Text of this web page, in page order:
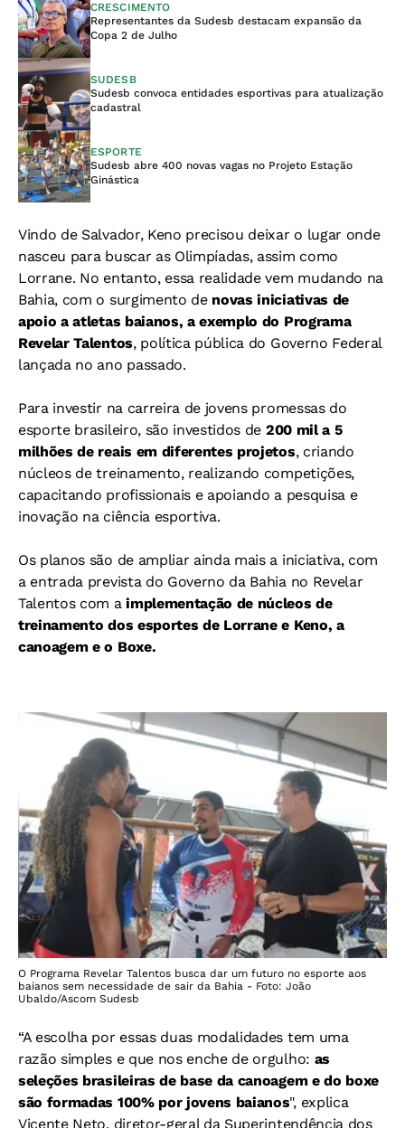
CRESCIMENTO
Representantes da Sudesb destacam expansão da
Copa 2 de Julho
SUDESB
Sudesb convoca entidades esportivas para atualização
cadastral
ESPORTE
Sudesb abre 400 novas vagas no Projeto Estação
Ginástica
Vindo de Salvador, Keno precisou deixar o lugar onde
nasceu para buscar as Olimpíadas, assim como
Lorrane. No entanto, essa realidade vem mudando na
Bahia, com o surgimento de novas iniciativas de
apoio a atletas baianos, a exemplo do Programa
Revelar Talentos, política pública do Governo Federal
lançada no ano passado.
Para investir na carreira de jovens promessas do
esporte brasileiro, são investidos de 200 mil a 5
milhões de reais em diferentes projetos, criando
núcleos de treinamento, realizando competições,
capacitando profissionais e apoiando a pesquisa e
inovação na ciência esportiva.
Os planos são de ampliar ainda mais a iniciativa, com
a entrada prevista do Governo da Bahia no Revelar
Talentos com aimplementação de núcleos de
treinamento dos esportes de Lorrane e Keno, a
canoagem e o Boxe.
O Programa Revelar Talentos busca dar um futuro no esporte aos
baianos sem necessidade de sair da Bahia - Foto: João
Ubaldo/Ascom Sudesb
“A escolha por essas duas modalidades tem uma
razão simples e que nos enche de orgulho: as
seleções brasileiras de base da canoagem e do boxe
são formadas 100% por jovens baianos", explica
Vicente Neto, diretor-geral da Superintendência dos